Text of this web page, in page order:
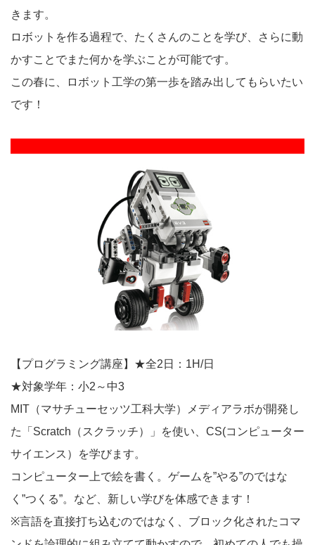
きます。
ロボットを作る過程で、たくさんのことを学び、さらに動
かすことでまた何かを学ぶことが可能です。
この春に、ロボット工学の第一歩を踏み出してもらいたい
です！
【プログラミング講座】★全2日：1H/日
★対象学年：小2～中3
MIT（マサチューセッツ工科大学）メディアラボが開発し
た「Scratch（スクラッチ）」を使い、CS(コンピューター
サイエンス）を学びます。
コンピューター上で絵を書く。ゲームを”やる”のではな
く”つくる”。など、新しい学びを体感できます！
※言語を直接打ち込むのではなく、ブロック化されたコマ